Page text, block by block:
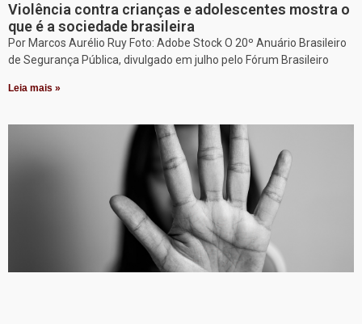
Violência contra crianças e adolescentes mostra o
que é a sociedade brasileira
Por Marcos Aurélio Ruy Foto: Adobe Stock O 20º Anuário Brasileiro
de Segurança Pública, divulgado em julho pelo Fórum Brasileiro
Leia mais »